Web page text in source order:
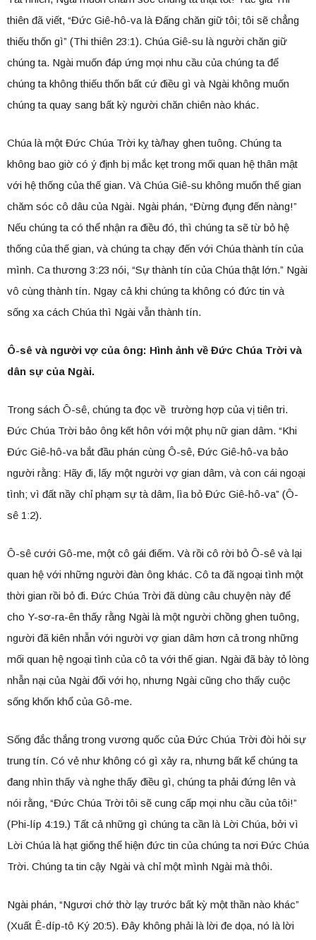
thiên đã viết, “Đức Giê-hô-va là Đấng chăn giữ tôi; tôi sẽ chẳng
thiếu thốn gì” (Thi thiên 23:1). Chúa Giê-su là người chăn giữ
chúng ta. Ngài muốn đáp ứng mọi nhu cầu của chúng ta để
chúng ta không thiếu thốn bất cứ điều gì và Ngài không muốn
chúng ta quay sang bất kỳ người chăn chiên nào khác.
Chúa là một Đức Chúa Trời kỵ tà/hay ghen tuông. Chúng ta
không bao giờ có ý định bị mắc kẹt trong mối quan hệ thân mật
với hệ thống của thế gian. Và Chúa Giê-su không muốn thế gian
chăm sóc cô dâu của Ngài. Ngài phán, “Đừng đụng đến nàng!”
Nếu chúng ta có thể nhận ra điều đó, thì chúng ta sẽ từ bỏ hệ
thống của thế gian, và chúng ta chạy đến với Chúa thành tín của
mình. Ca thương 3:23 nói, “Sự thành tín của Chúa thật lớn.” Ngài
vô cùng thành tín. Ngay cả khi chúng ta không có đức tin và
sống xa cách Chúa thì Ngài vẫn thành tín.
Ô-sê và người vợ của ông: Hình ảnh về Đức Chúa Trời và
dân sự của Ngài.
Trong sách Ô-sê, chúng ta đọc về trường hợp của vị tiên tri.
Đức Chúa Trời bảo ông kết hôn với một phụ nữ gian dâm. “Khi
Đức Giê-hô-va bắt đầu phán cùng Ô-sê, Đức Giê-hô-va bảo
người rằng: Hãy đi, lấy một người vợ gian dâm, và con cái ngoại
tình; vì đất nầy chỉ phạm sự tà dâm, lìa bỏ Đức Giê-hô-va” (Ô-
sê 1:2).
Ô-sê cưới Gô-me, một cô gái điếm. Và rồi ​​cô rời bỏ Ô-sê và lại
quan hệ với những người đàn ông khác. Cô ta đã ngoại tình một
thời gian rồi bỏ đi. Đức Chúa Trời đã dùng câu chuyện này để
cho Y-sơ-ra-ên thấy rằng Ngài là một người chồng ghen tuông,
người đã kiên nhẫn với người vợ gian dâm hơn cả trong những
mối quan hệ ngoại tình của cô ta với thế gian. Ngài đã bày tỏ lòng
nhẫn nại của Ngài đối với họ, nhưng Ngài cũng cho thấy cuộc
sống khốn khổ của Gô-me.
Sống đắc thắng trong vương quốc của Đức Chúa Trời đòi hỏi sự
trung tín. Có vẻ như không có gì xảy ra, nhưng bất kể chúng ta
đang nhìn thấy và nghe thấy điều gì, chúng ta phải đứng lên và
nói rằng, “Đức Chúa Trời tôi sẽ cung cấp mọi nhu cầu của tôi!”
(Phi-líp 4:19.) Tất cả những gì chúng ta cần là Lời Chúa, bởi vì
Lời Chúa là hạt giống thể hiện đức tin của chúng ta nơi Đức Chúa
Trời. Chúng ta tin cậy Ngài và chỉ một mình Ngài mà thôi.
Ngài phán, “Ngươi chớ thờ lạy trước bất kỳ một thần nào khác”
(Xuất Ê-díp-tô Ký 20:5). Đây không phải là lời đe dọa, nó là lời